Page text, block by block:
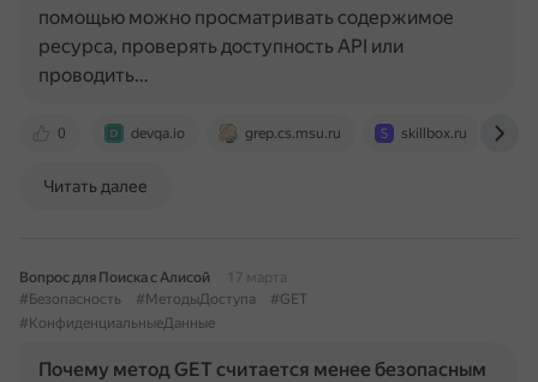
0 devqa.io grep.cs.msu.ru skillbox.ru
помощью можно просматривать содержимое
ресурса, проверять доступность API или
проводить…
Читать далее
Вопрос для Поиска с Алисой
17 марта
#Безопасность
#МетодыДоступа
#GET
#КонфиденциальныеДанные
Почему метод GET считается менее безопасным